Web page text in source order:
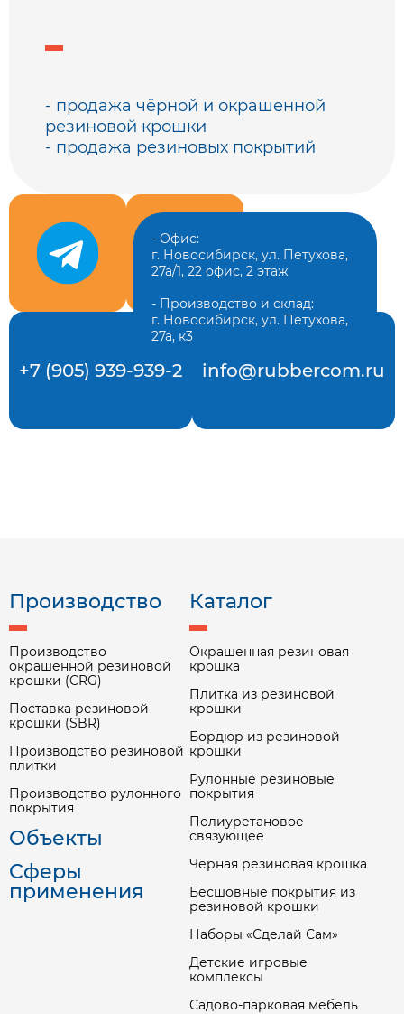
- продажа чёрной и окрашенной
резиновой крошки
- продажа резиновых покрытий
- Офис:
г. Новосибирск, ул. Петухова,
27а/1, 22 офис, 2 этаж
- Производство и склад:
г. Новосибирск, ул. Петухова,
27а, к3
+7 (905) 939-939-2 info@rubbercom.ru
Производство
Производство
окрашенной резиновой
крошки (CRG)
Поставка резиновой
крошки (SBR)
Производство резиновой
плитки
Производство рулонного
покрытия
Объекты
Сферы
применения
Каталог
Окрашенная резиновая
крошка
Плитка из резиновой
крошки
Бордюр из резиновой
крошки
Рулонные резиновые
покрытия
Полиуретановое
связующее
Черная резиновая крошка
Бесшовные покрытия из
резиновой крошки
Наборы «Сделай Сам»
Детские игровые
комплексы
Садово-парковая мебель